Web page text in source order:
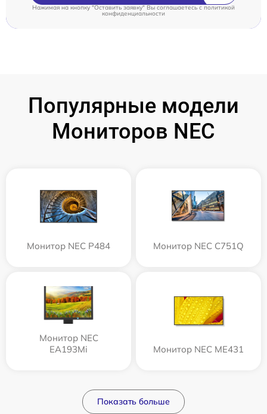
Нажимая на кнопку "Оставить заявку" Вы соглашаетесь cполитикой
конфиденциальности
Популярные модели
Мониторов NEC
Монитор NEC P484 Монитор NEC C751Q
Монитор NEC
EA193Mi
Монитор NEC ME431
Показать больше